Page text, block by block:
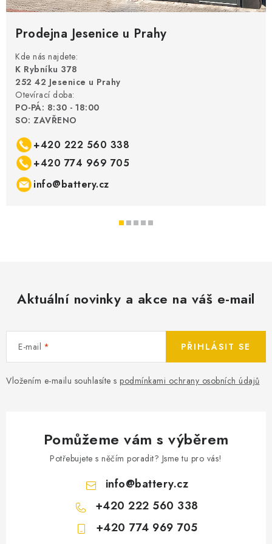
Prodejna Jesenice u Prahy
Kde nás najdete:
K Rybníku 378
252 42 Jesenice u Prahy
Otevírací doba:
PO-PÁ: 8:30 - 18:00
SO: ZAVŘENO
+420 222 560 338
+420 774 969 705
info@battery.cz
Aktuální novinky a akce na váš e-mail
E-mail
Vložením e-mailu souhlasíte s podmínkami ochrany osobních údajů
PŘIHLÁSIT SE
Pomůžeme vám s výběrem
Potřebujete s něčím poradit? Jsme tu pro vás!
info@battery.cz
+420 222 560 338
+420 774 969 705